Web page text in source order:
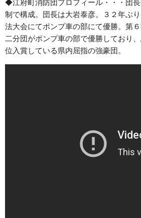
◆江府町消防団プロフィール ・・・団
制で構成。団長は大岩泰彦。３２年ぶ
法大会にてポンプ車の部にて優勝。第
二分団がポンプ車の部で優勝しており
位入賞している県内屈指の強豪団。